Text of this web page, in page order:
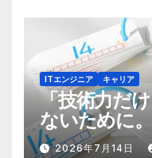
ITエンジニア キャリア
「技術力だ
ないために
する『プラ
2026年7月14日